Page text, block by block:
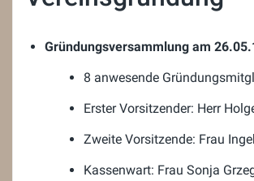
Gründungsversammlung am
8 anwesende
Erster Vorsitzender: Herr
Zweite Vorsitzende: Frau
Kassenwart: Frau Sonja